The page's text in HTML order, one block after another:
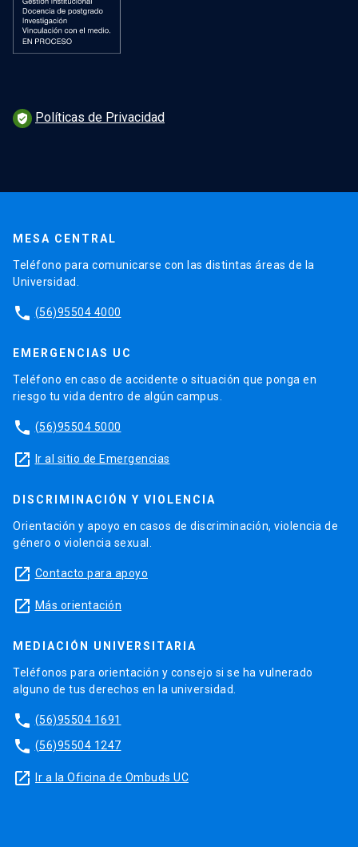
verified_user Políticas de Privacidad
MESA CENTRAL
Teléfono para comunicarse con las distintas áreas de la
Universidad.
phone (56)95504 4000
EMERGENCIAS UC
Teléfono en caso de accidente o situación que ponga en
riesgo tu vida dentro de algún campus.
phone (56)95504 5000
launch Ir al sitio de Emergencias
DISCRIMINACIÓN Y VIOLENCIA
Orientación y apoyo en casos de discriminación, violencia de
género o violencia sexual.
launch Contacto para apoyo
launch Más orientación
MEDIACIÓN UNIVERSITARIA
Teléfonos para orientación y consejo si se ha vulnerado
alguno de tus derechos en la universidad.
phone (56)95504 1691
phone (56)95504 1247
launch Ir a la Oficina de Ombuds UC